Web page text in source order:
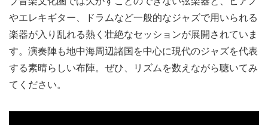
やエレキギター、ドラムなど一般的なジャズで用いられる
楽器が入り乱れる熱く壮絶なセッションが展開されていま
す。演奏陣も地中海周辺諸国を中心に現代のジャズを代表
する素晴らしい布陣。ぜひ、リズムを数えながら聴いてみ
てください。